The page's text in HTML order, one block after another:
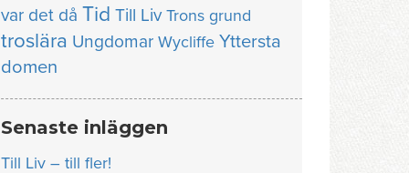
var det då Tid Till Liv Trons grund
troslära Ungdomar Wycliffe Yttersta
domen
Senaste inläggen
Till Liv – till fler!